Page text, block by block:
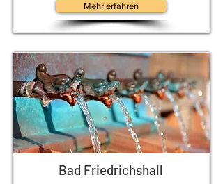
Mehr erfahren
Bad Friedrichshall